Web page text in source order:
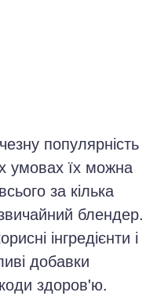
популярність
умовах їх можна
за кілька
блендер.
інгредієнти і
добавки
здоров'ю.